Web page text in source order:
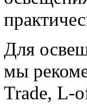
Для
мы
Trade, L-